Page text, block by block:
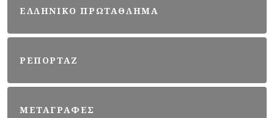
ΕΛΛΗΝΙΚΟ ΠΡΩΤΑΘΛΗΜΑ
ΡΕΠΟΡΤΑΖ
ΜΕΤΑΓΡΑΦΕΣ